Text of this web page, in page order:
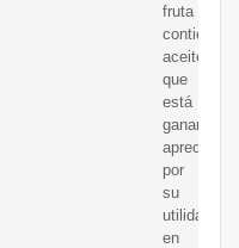
fruta
contienen
aceite
que
está
ganando
por
su
utilidad
en